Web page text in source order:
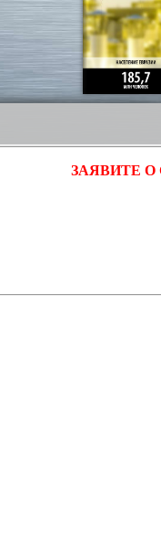
ЗАЯВИТЕ О